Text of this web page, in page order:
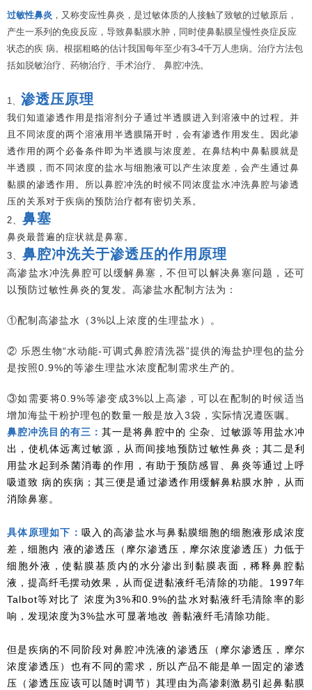
过敏性鼻炎 ，又称变应性鼻炎，是过敏体质的人接触了致敏的过敏原后，
产生一系列的免疫反应，导致鼻黏膜水肿，同时使鼻黏膜呈慢性炎症反应
状态的疾 病。根据粗略的估计我国每年至少有3-4千万人患病。治疗方法包
括如脱敏治疗、药物治疗、手术治疗、 鼻腔冲洗。
1、 渗透压原理
我们知道渗透作用是指溶剂分子通过半透膜进入到溶液中的过程。并
且不同浓度的两个溶液用半透膜隔开时，会有渗透作用发生。因此渗
透作用的两个必备条件即为半透膜与浓度差。在鼻结构中鼻黏膜就是
半透膜，而不同浓度的盐水与细胞液可以产生浓度差，会产生通过鼻
黏膜的渗透作用。所以鼻腔冲洗的时候不同浓度盐水冲洗鼻腔与渗透
压的关系对于疾病的预防治疗都有密切关系。
2、 鼻塞
鼻炎最普遍的症状就是鼻塞。
3、 鼻腔冲洗关于渗透压的作用原理
高渗盐水冲洗鼻腔可以缓解鼻塞，不但可以解决鼻塞问题，还可
以预防过敏性鼻炎的复发。高渗盐水配制方法为：
①配制高渗盐水（3%以上浓度的生理盐水）。
② 乐恩生物“水动能-可调式鼻腔清洗器”提供的海盐护理包的盐分
是按照0.9%的等渗生理盐水浓度配制需求生产的。
③如需要将0.9%等渗变成3%以上高渗，可以在配制的时候适当
增加海盐干粉护理包的数量一般是放入3袋，实际情况遵医嘱。
鼻腔冲洗目的有三： 其一是将鼻腔中的 尘杂、过敏源等用盐水冲
出，使机体远离过敏源，从而间接地预防过敏性鼻炎；其二是利
用盐水起到杀菌消毒的作用，有助于预防感冒、鼻炎等通过上呼
吸道致 病的疾病；其三便是通过渗透作用缓解鼻粘膜水肿，从而
消除鼻塞。
具体原理如下：吸入的高渗盐水与鼻黏膜细胞的细胞液形成浓度
差，细胞内 液的渗透压 （摩尔渗透压，摩尔浓度渗透压） 力低于
细胞外液，使黏膜基质内的水分渗出到黏膜表面，稀释鼻腔黏
液，提高纤毛摆动效果，从而促进黏液纤毛清除的功能。1997年
Talbot等对比了 浓度为3%和0.9%的盐水对黏液纤毛清除率的影
响，发现浓度为3%盐水可显著地改 善黏液纤毛清除功能。
但是疾病的不同阶段对鼻腔冲洗液的渗透压
（摩尔渗透压，摩尔
浓度渗透压） 也有不同的需求，所以产品不能是单一固定的渗透
压（渗透压应该可以随时调节）其理由为高渗刺激易引起鼻黏膜